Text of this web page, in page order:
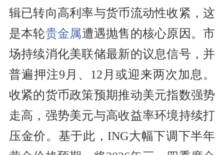
辑已转向高利率与货币流动性收紧，这
是本轮贵金属遭遇抛售的核心原因。市
场持续消化美联储最新的议息信号，并
普遍押注9月、12月或迎来两次加息。
收紧的货币政策预期推动美元指数强势
走高，强势美元与高收益率环境持续打
压金价。基于此，ING大幅下调下半年